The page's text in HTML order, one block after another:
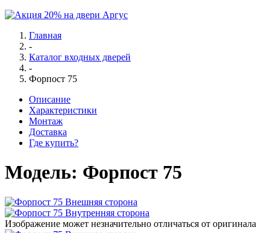
Главная
-
Каталог входных дверей
-
Форпост 75
Описание
Характеристики
Монтаж
Доставка
Где купить?
Модель: Форпост 75
Изображение может незначительно отличаться от оригинала